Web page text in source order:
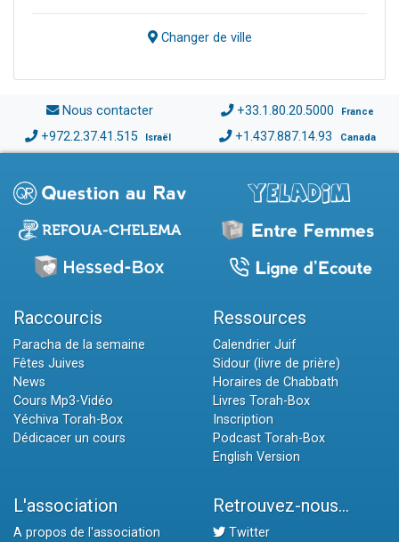
Changer de ville
Nous contacter +33.1.80.20.5000 France
+972.2.37.41.515 Israël +1.437.887.14.93 Canada
Raccourcis
Paracha de la semaine
Fêtes Juives
News
Cours Mp3-Vidéo
Yéchiva Torah-Box
Dédicacer un cours
Ressources
Calendrier Juif
Sidour (livre de prière)
Horaires de Chabbath
Livres Torah-Box
Inscription
Podcast Torah-Box
English Version
L'association
A propos de l'association
Retrouvez-nous...
Twitter